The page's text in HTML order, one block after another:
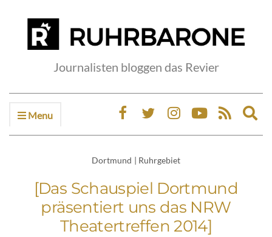
Journalisten bloggen das Revier
Menu
Dortmund | Ruhrgebiet
[Das Schauspiel Dortmund
präsentiert uns das NRW
Theatertreffen 2014]